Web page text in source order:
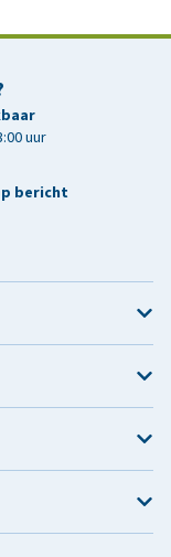
uur
bericht